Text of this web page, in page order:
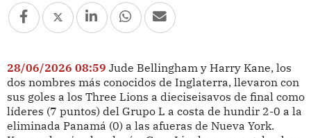
28/06/2026 08:59 Jude Bellingham y Harry Kane, los
dos nombres más conocidos de Inglaterra, llevaron con
sus goles a los Three Lions a dieciseisavos de final como
líderes (7 puntos) del Grupo L a costa de hundir 2-0 a la
eliminada Panamá (0) a las afueras de Nueva York.